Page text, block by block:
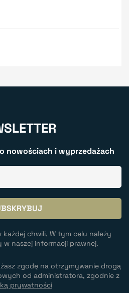
nowościach i wyprzedażach
każdej chwili. W tym celu należy
w naszej informacji prawnej.
zgodę na otrzymywanie drogą
od administratora, zgodnie z
prywatności